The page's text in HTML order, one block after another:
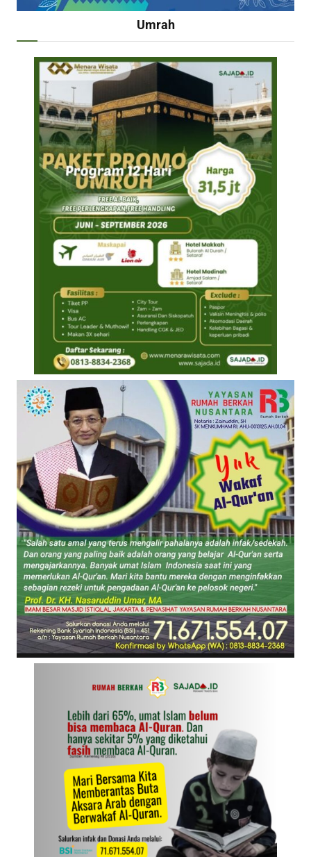
Umrah